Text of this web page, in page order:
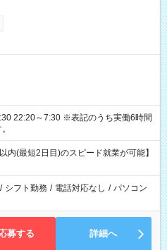
※表記のうち実働6時間
内(最短2日目)のスピード就業が可能】
/ シフト勤務 / 電話対応なし / パソコン
募する 詳細へ